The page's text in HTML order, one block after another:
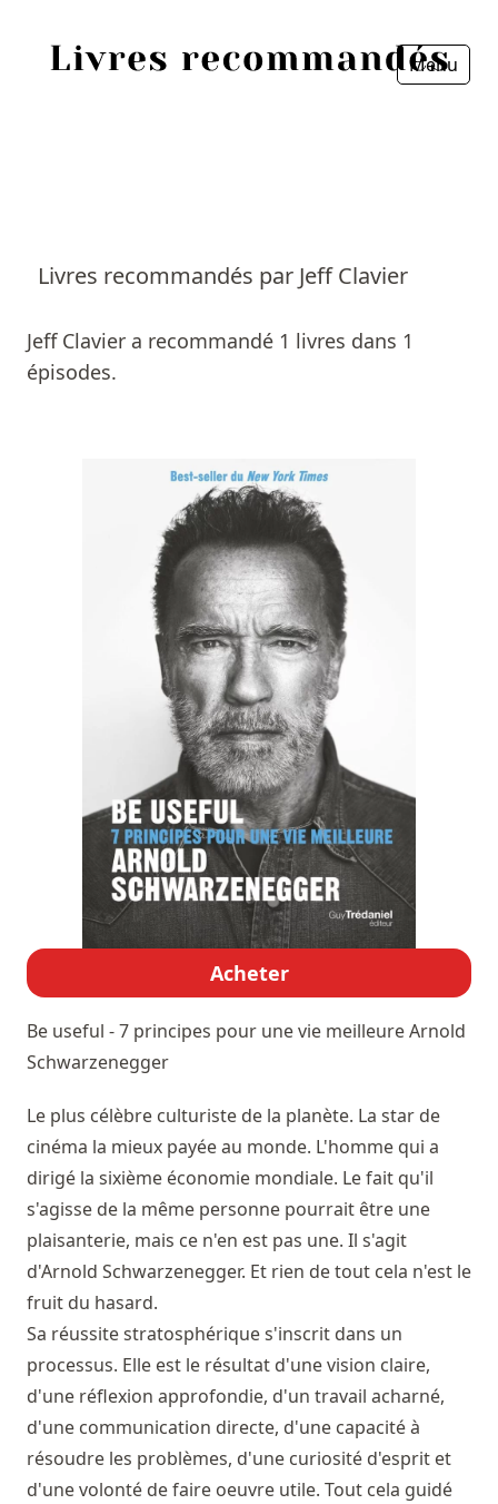
Menu
Livres recommandés par Jeff Clavier
Jeff Clavier a recommandé 1 livres dans 1
épisodes.
Acheter
Be useful - 7 principes pour une vie meilleureArnold
Schwarzenegger
Le plus célèbre culturiste de la planète. La star de
cinéma la mieux payée au monde. L'homme qui a
dirigé la sixième économie mondiale. Le fait qu'il
s'agisse de la même personne pourrait être une
plaisanterie, mais ce n'en est pas une. Il s'agit
d'Arnold Schwarzenegger. Et rien de tout cela n'est le
fruit du hasard.
Sa réussite stratosphérique s'inscrit dans un
processus. Elle est le résultat d'une vision claire,
d'une réflexion approfondie, d'un travail acharné,
d'une communication directe, d'une capacité à
résoudre les problèmes, d'une curiosité d'esprit et
d'une volonté de faire oeuvre utile. Tout cela guidé
Livres
Prix littéraires
Fermer